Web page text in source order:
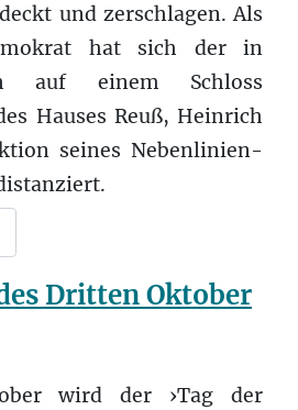
und zerschlagen. Als
hat sich der in
auf einem Schloss
Hauses Reuß, Heinrich
seines Nebenlinien-
Dritten Oktober
wird der ›Tag der